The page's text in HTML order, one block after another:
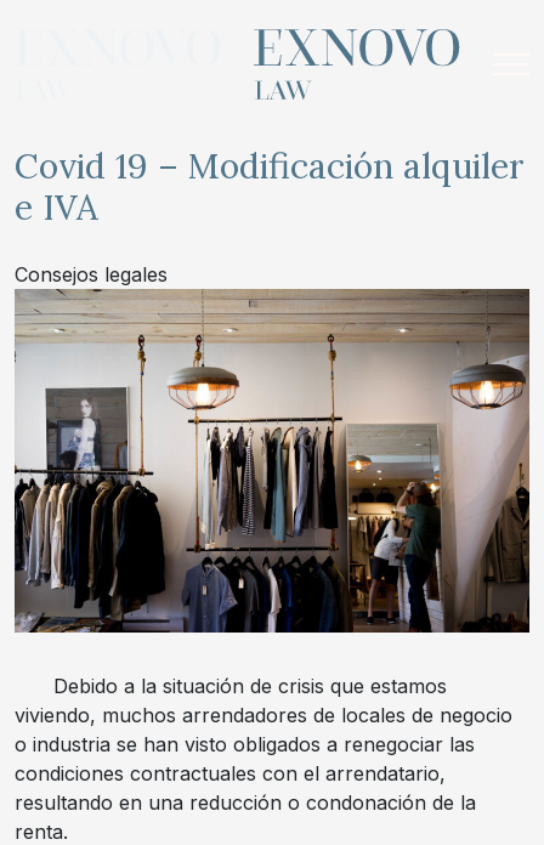
Covid 19 – Modificación alquiler
e IVA
Consejos legales
Debido a la situación de crisis que estamos
viviendo, muchos arrendadores de locales de negocio
o industria se han visto obligados a renegociar las
condiciones contractuales con el arrendatario,
resultando en una reducción o condonación de la
renta.